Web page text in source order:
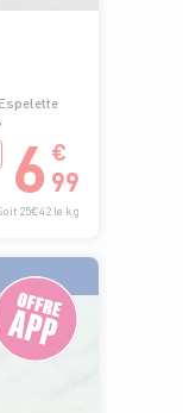
6 €
99
25€42 le kg